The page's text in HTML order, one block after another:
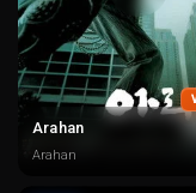
Arahan
Arahan